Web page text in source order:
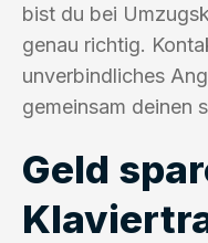
bist du bei
genau richtig.
unverbindliches
gemeinsam deinen
Geld